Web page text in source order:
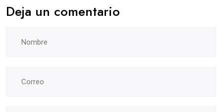
Deja un comentario